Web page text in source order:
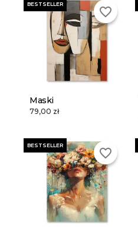
Maski
79,00 zł
BESTSELLER
favorite_border
BESTSELLER
favorite_border